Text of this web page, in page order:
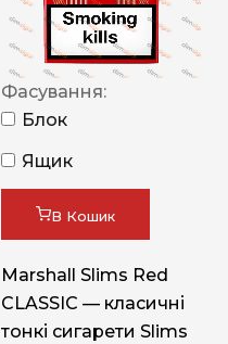
Фасування:
Блок
Ящик
В Кошик
Marshall Slims Red
CLASSIC — класичні
тонкі сигарети Slims